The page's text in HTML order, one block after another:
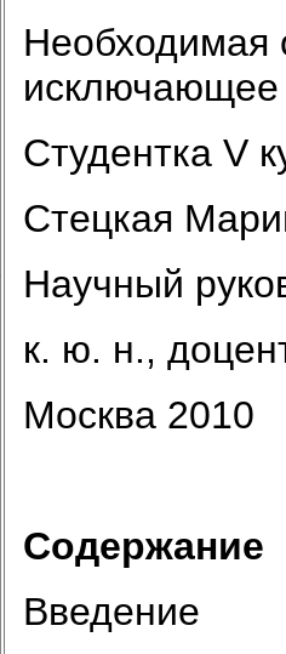
Необходимая
исключающее
Студентка V
Стецкая
Научный
к. ю. н.,
Москва 2010
Содержание
Введение